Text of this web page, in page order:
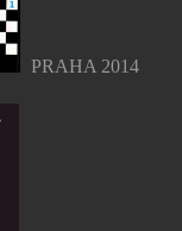
PRAHA 2014